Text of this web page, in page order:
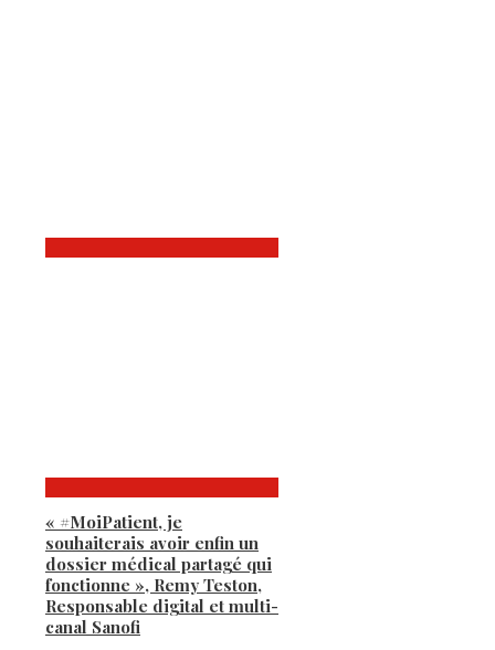
« #MoiPatient, je
souhaiterais avoir enfin un
dossier médical partagé qui
fonctionne », Remy Teston,
Responsable digital et multi-
canal Sanofi